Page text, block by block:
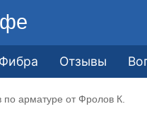
Фибра Отзывы
по арматуре от Фролов К.